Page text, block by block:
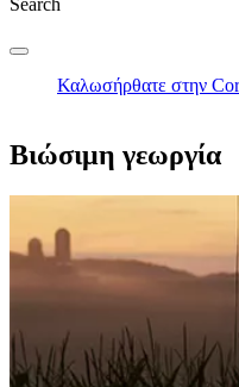
Καλωσήρθατε στην
Βιώσιμη γεωργία